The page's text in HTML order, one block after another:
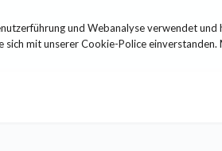
und Webanalyse verwendet
sich mit unserer Cookie-Police einverstanden.